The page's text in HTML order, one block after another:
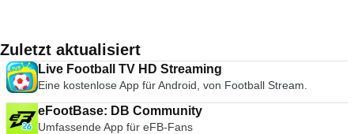
Zuletzt aktualisiert
Live Football TV HD Streaming
Eine kostenlose App für Android, von Football Stream.
eFootBase: DB Community
Umfassende App für eFB-Fans